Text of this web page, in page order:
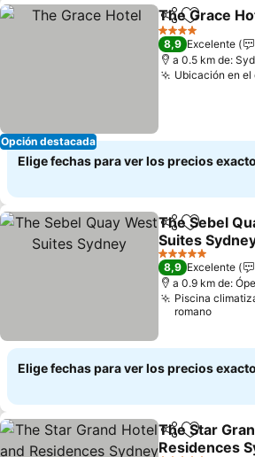
Opción destacada
Compartir
Agregar
The Grace
4 Estrellas
8,9 Excelente
a 0.5 km de:
Ubicación en
Elige fechas para ver los precios
Compartir
Agregar
The Sebel
Suites
5 Estrellas
8,9 Excelente
a 0.9 km de:
Piscina
romano
Elige fechas para ver los precios
CompartirAgregar
The Star
Residences